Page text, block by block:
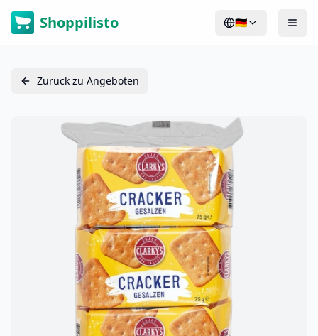
Shoppilisto 🇩🇪
Zurück zu Angeboten